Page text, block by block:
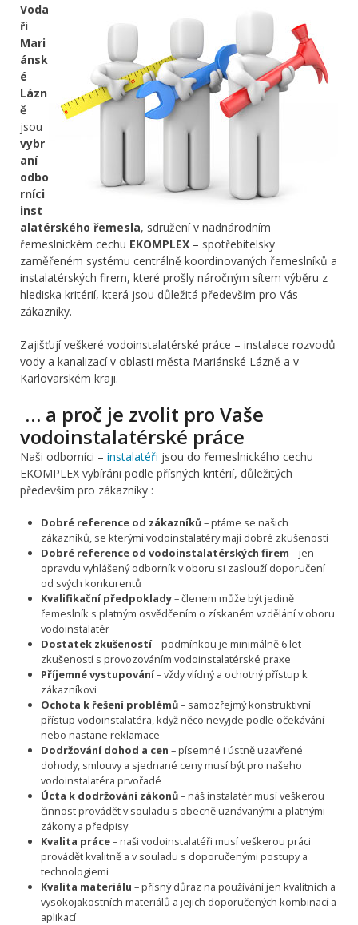
Voda
ři
Mari
ánsk
é
Lázn
ě
jsou
vybr
aní
odbo
rníci
inst
alatérského řemesla, sdružení v nadnárodním
řemeslnickém cechu EKOMPLEX – spotřebitelsky
zaměřeném systému centrálně koordinovaných řemeslníků a
instalatérských firem, které prošly náročným sítem výběru z
hlediska kritérií, která jsou důležitá především pro Vás –
zákazníky.
Zajišťují veškeré vodoinstalatérské práce – instalace rozvodů
vody a kanalizací v oblasti města Mariánské Lázně a v
Karlovarském kraji.
… a proč je zvolit pro Vaše
vodoinstalatérské práce
Naši odborníci – instalatéři jsou do řemeslnického cechu
EKOMPLEX vybíráni podle přísných kritérií, důležitých
především pro zákazníky :
Dobré reference od zákazníků– ptáme se našich
zákazníků, se kterými vodoinstalatéry mají dobré zkušenosti
Dobré reference od vodoinstalatérských firem – jen
opravdu vyhlášený odborník v oboru si zaslouží doporučení
od svých konkurentů
Kvalifikační předpoklady– členem může být jedině
řemeslník s platným osvědčením o získaném vzdělání v oboru
vodoinstalatér
Dostatek zkušeností– podmínkou je minimálně 6 let
zkušeností s provozováním vodoinstalatérské praxe
Příjemné vystupování– vždy vlídný a ochotný přístup k
zákazníkovi
Ochota k řešení problémů– samozřejmý konstruktivní
přístup vodoinstalatéra, když něco nevyjde podle očekávání
nebo nastane reklamace
Dodržování dohod a cen – písemné i ústně uzavřené
dohody, smlouvy a sjednané ceny musí být pro našeho
vodoinstalatéra prvořadé
Úcta k dodržování zákonů– náš instalatér musí veškerou
činnost provádět v souladu s obecně uznávanými a platnými
zákony a předpisy
Kvalita práce– naši vodoinstalatéři musí veškerou práci
provádět kvalitně a v souladu s doporučenými postupy a
technologiemi
Kvalita materiálu – přísný důraz na používání jen kvalitních a
vysokojakostních materiálů a jejich doporučených kombinací a
aplikací